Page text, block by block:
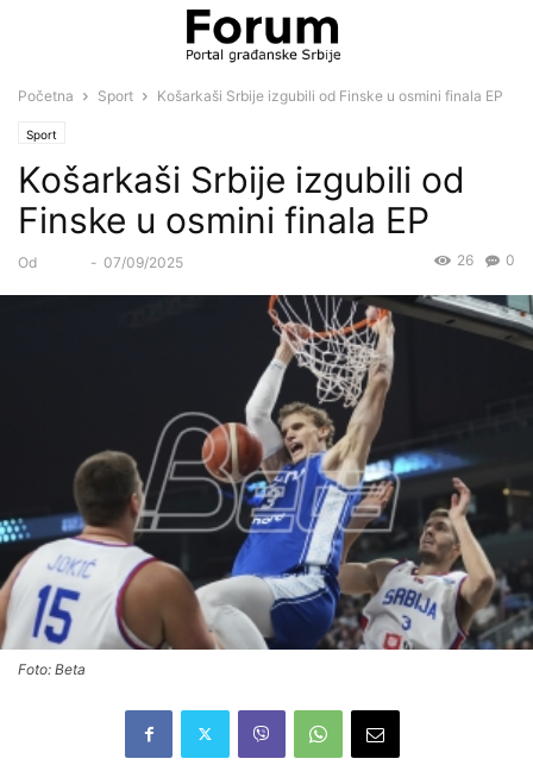
Početna Sport Košarkaši Srbije izgubili od Finske u osmini finala EP
Sport
Košarkaši Srbije izgubili od
Finske u osmini finala EP
Od - 07/09/2025 0
26
Foto: Beta